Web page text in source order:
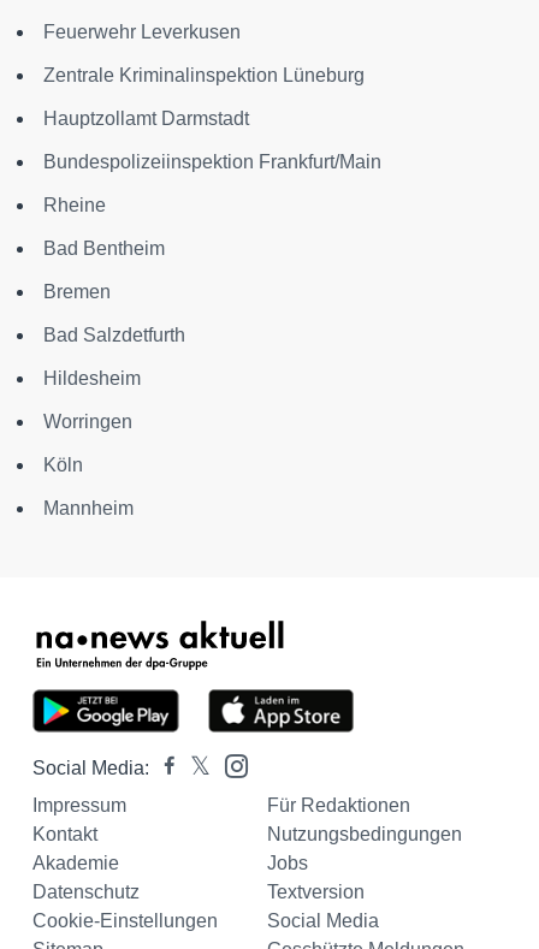
Feuerwehr Leverkusen
Zentrale Kriminalinspektion Lüneburg
Hauptzollamt Darmstadt
Bundespolizeiinspektion Frankfurt/Main
Rheine
Bad Bentheim
Bremen
Bad Salzdetfurth
Hildesheim
Worringen
Köln
Mannheim
Social Media:
Impressum
Für Redaktionen
Kontakt
Nutzungsbedingungen
Akademie
Jobs
Datenschutz
Textversion
Cookie-Einstellungen
Social Media